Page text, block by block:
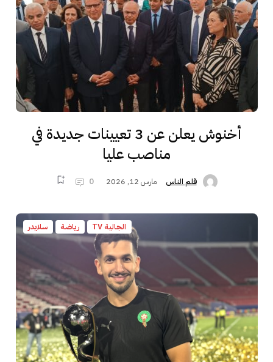
أخنوش يعلن عن 3 تعيينات جديدة في
مناصب عليا
قلم الناس مارس 12, 2026 0
الجالية TV رياضة سلايدر